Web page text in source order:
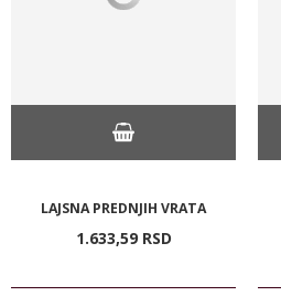
LAJSNA PREDNJIH VRATA
1.633,59 RSD